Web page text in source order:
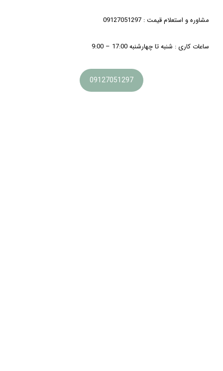
مشاوره و استعلام قیمت : 09127051297
ساعات کاری : شنبه تا چهارشنبه 17:00 – 9:00
09127051297